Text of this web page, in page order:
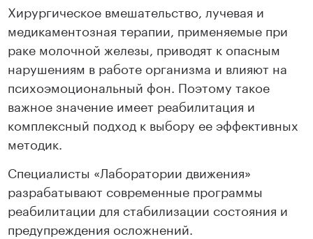
Хирургическое вмешательство, лучевая и
медикаментозная терапии, применяемые при
раке молочной железы, приводят к опасным
нарушениям в работе организма и влияют на
психоэмоциональный фон. Поэтому такое
важное значение имеет реабилитация и
комплексный подход к выбору ее эффективных
методик.
Специалисты «Лаборатории движения»
разрабатывают современные программы
реабилитации для стабилизации состояния и
предупреждения осложнений.